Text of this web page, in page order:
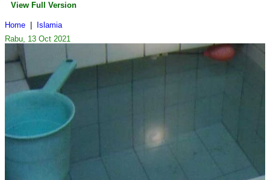
View Full Version
Home
Islamia
Rabu, 13 Oct 2021